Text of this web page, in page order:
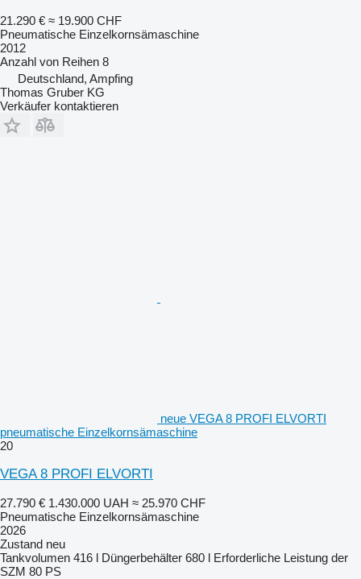
21.290 € ≈ 19.900 CHF
Pneumatische Einzelkornsämaschine
2012
Anzahl von Reihen 8
Deutschland, Ampfing
Thomas Gruber KG
Verkäufer kontaktieren
neue VEGA 8 PROFI ELVORTI
pneumatische Einzelkornsämaschine
20
VEGA 8 PROFI ELVORTI
27.790 € 1.430.000 UAH ≈ 25.970 CHF
Pneumatische Einzelkornsämaschine
2026
Zustand neu
Tankvolumen 416 l Düngerbehälter 680 l Erforderliche Leistung der
SZM 80 PS